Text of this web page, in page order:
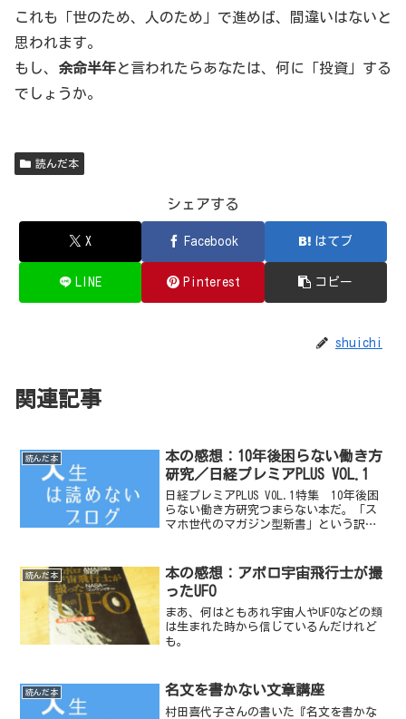
これも「世のため、人のため」で進めば、間違いはないと
思われます。
もし、 余命半年と言われたらあなたは、何に「投資」する
でしょうか。
読んだ本
シェアする
X Facebook はてブ
LINE Pinterest コピー
shuichi
関連記事
読んだ本
本の感想：10年後困らない働き方
研究／日経プレミアPLUS VOL.1
日経プレミアPLUS VOL.1特集 10年後困
らない働き方研究つまらない本だ。「ス
マホ世代のマガジン型新書」という訳の
ない。どんな世代なのだ？タイトルの
「10年後に困...
読んだ本
本の感想：アポロ宇宙飛行士が撮
ったUFO
まあ、何はともあれ宇宙人やUFOなどの類
は生まれた時から信じているんだけれど
も。
読んだ本 名文を書かない文章講座
村田喜代子さんの書いた『名文を書かな